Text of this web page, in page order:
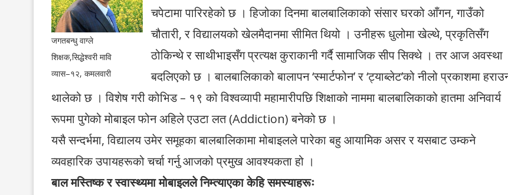
जगतबन्धु वाग्ले
शिक्षक,सिद्धेश्वरी मावि
व्यास–१२, कमलवारी
चपेटामा पारिरहेको छ । हिजोका दिनमा बालबालिकाको संसार घरको आँगन, गाउँको
चौतारी, र विद्यालयको खेलमैदानमा सीमित थियो । उनीहरू धुलोमा खेल्थे, प्रकृतिसँग
ठोकिन्थे र साथीभाइसँग प्रत्यक्ष कुराकानी गर्दै सामाजिक सीप सिक्थे । तर आज अवस्था
बदलिएको छ । बालबालिकाको बालापन ‘स्मार्टफोन’ र ‘ट्याब्लेट’को नीलो प्रकाशमा
थालेको छ । विशेष गरी कोभिड – १९ को विश्वव्यापी महामारीपछि शिक्षाको नाममा बालबालिकाको हातमा अनिवार्य
रूपमा पुगेको मोबाइल फोन अहिले एउटा लत (Addiction) बनेको छ ।
यसै सन्दर्भमा, विद्यालय उमेर समूहका बालबालिकामा मोबाइलले पारेका बहु आयामिक असर र यसबाट उम्कने
व्यवहारिक उपायहरूको चर्चा गर्नु आजको प्रमुख आवश्यकता हो ।
बाल मस्तिष्क र स्वास्थ्यमा मोबाइलले निम्त्याएका केहि समस्याहरूः